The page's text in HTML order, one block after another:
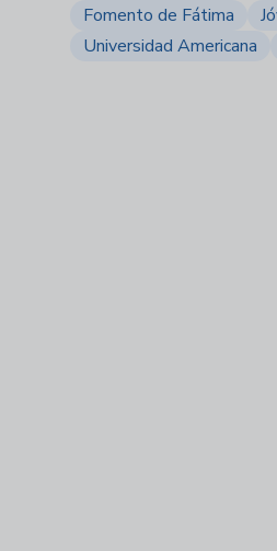
Fomento de Fátima
Universidad Americana